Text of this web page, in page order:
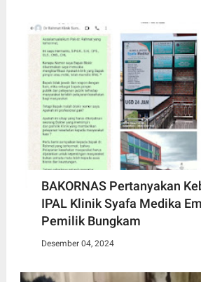
BAKORNAS Pertanyakan
IPAL Klinik Syafa Medika
Pemilik Bungkam
Desember 04, 2024